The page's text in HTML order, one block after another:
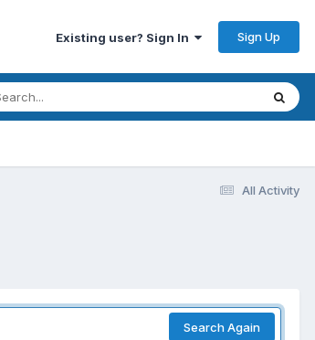
Existing user? Sign In Sign Up
All Activity
Search Again